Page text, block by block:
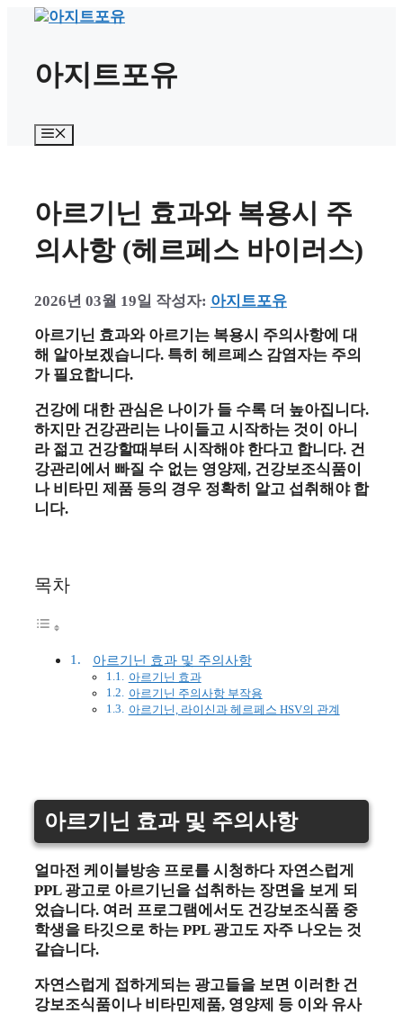
아지트포유
뉴
아르기닌 효과와 복용시 주
의사항 (헤르페스 바이러스)
2026년 03월 19일 작성자: 아지트포유
아르기닌 효과와 아르기는 복용시 주의사항에 대
해 알아보겠습니다. 특히 헤르페스 감염자는 주의
가 필요합니다.
건강에 대한 관심은 나이가 들 수록 더 높아집니다.
하지만 건강관리는 나이들고 시작하는 것이 아니
라 젊고 건강할때부터 시작해야 한다고 합니다. 건
강관리에서 빠질 수 없는 영양제, 건강보조식품이
나 비타민 제품 등의 경우 정확히 알고 섭취해야 합
니다.
목차
아르기닌 효과 및 주의사항
아르기닌 효과
아르기닌 주의사항 부작용
아르기닌, 라이신과 헤르페스 HSV의 관계
아르기닌 효과 및 주의사항
얼마전 케이블방송 프로를 시청하다 자연스럽게
PPL 광고로 아르기닌을 섭취하는 장면을 보게 되
었습니다. 여러 프로그램에서도 건강보조식품 중
학생을 타깃으로 하는 PPL 광고도 자주 나오는 것
같습니다.
자연스럽게 접하게되는 광고들을 보면 이러한 건
강보조식품이나 비타민제품, 영양제 등 이와 유사